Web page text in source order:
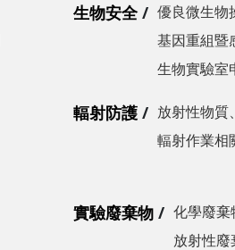
生物安全
優良微生物
基因重組暨
生物實驗室
輻射防護 放射性物質
輻射作業相
實驗廢棄物 化學廢棄
放射性廢